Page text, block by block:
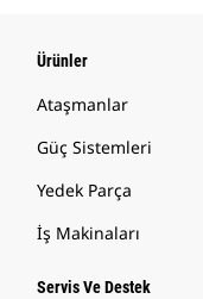
Ürünler
Ataşmanlar
Güç Sistemleri
Yedek Parça
İş Makinaları
Servis Ve Destek